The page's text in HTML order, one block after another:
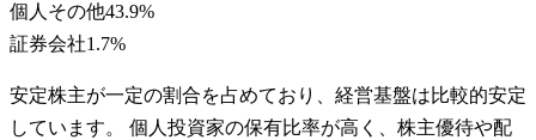
個人その他43.9%
証券会社1.7%
安定株主が一定の割合を占めており、経営基盤は比較的安定
しています。 個人投資家の保有比率が高く、株主優待や配